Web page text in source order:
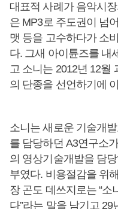
대표적 사례가 음악시
은 MP3로 주도권이 넘
맷 등을 고수하다가 소
다. 그새 아이튠즈를 내
고 소니는 2012년 12월
의 단종을 선언하기에
소니는 새로운 기술개
를 담당하던 A3연구소
의 영상기술개발을 담
부였다. 비용절감을 위
장 곤도 데쓰지로는 “소
다”라는 말을 남기고 29